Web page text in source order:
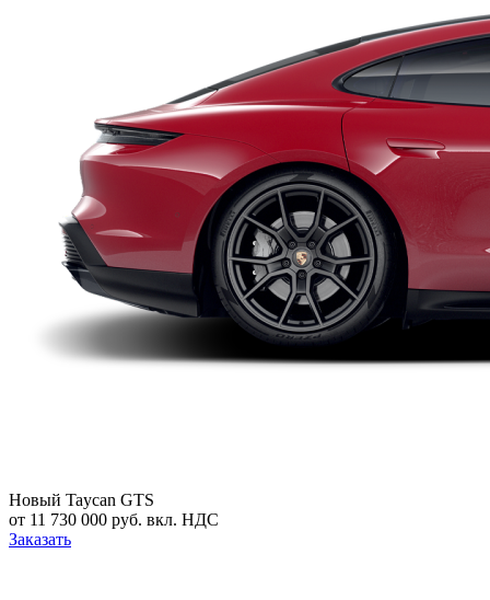
Новый Taycan GTS
от 11 730 000 руб. вкл. НДС
Заказать